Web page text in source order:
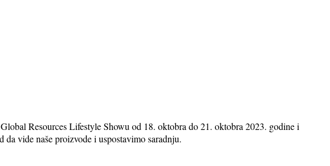
Resources Lifestyle Showu od 18. oktobra do 21. oktobra 2023. godine i
da vide naše proizvode i uspostavimo saradnju.